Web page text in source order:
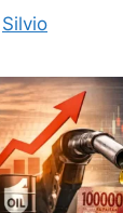
Silvio